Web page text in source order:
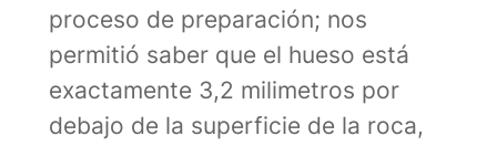
proceso de preparación; nos
permitió saber que el hueso está
exactamente 3,2 milimetros por
debajo de la superficie de la roca,